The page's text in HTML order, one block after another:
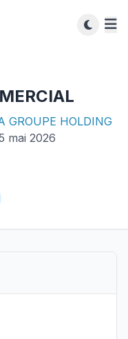
GROUPE HOLDING
mai 2026